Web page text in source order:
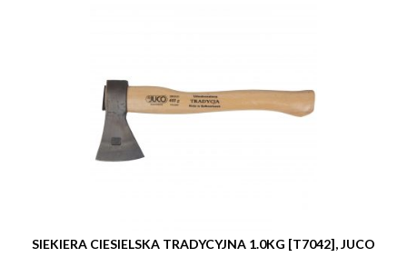
SIEKIERA CIESIELSKA TRADYCYJNA 1.0KG [T7042], JUCO